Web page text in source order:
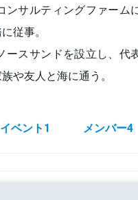
ンサルティングファーム
従事。
ースサンドを設立し、代
や友人と海に通う。
イベント1 メンバー4